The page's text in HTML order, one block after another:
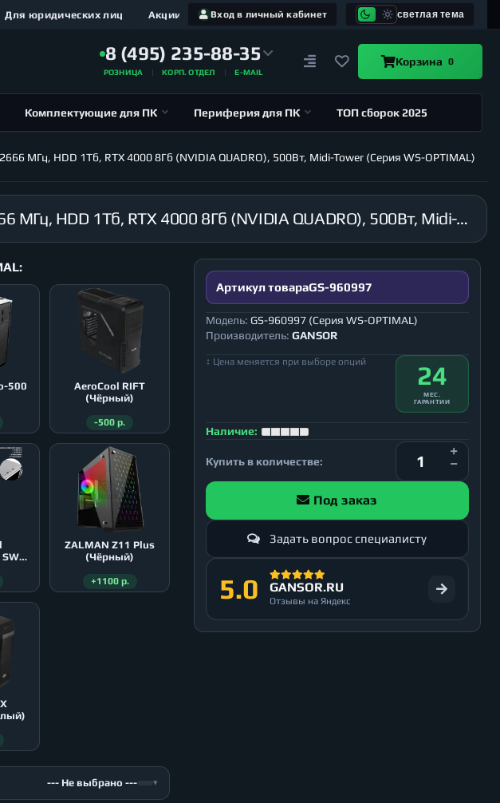
Вход в личный кабинет светлая тема
Для юридических лиц Акции
8 (495) 235-88-35
РОЗНИЦА КОРП. ОТДЕЛ E-MAIL
Корзина 0
Комплектующие для ПК Периферия для ПК ТОП сборок 2025
МГц, HDD 1Тб, RTX 4000 8Гб (NVIDIA QUADRO), 500Вт, Midi-Tower (Серия WS-OPTIMAL)
Рабочая станция GANSOR-960997 Intel i9-10900 2.8 ГГц, B460M, 16Гб 2666 МГц, HDD 1Тб, RTX 4000 8Гб (NVIDIA QUADRO), 500Вт, Midi-Tower (Серия WS-OPTIMAL)
500
AeroСool RIFT
(Чёрный)
-500 р.
SW
ZALMAN Z11 Plus
(Чёрный)
+1100 р.
--- Не выбрано --- ▾
Артикул товараGS-960997
Модель: GS-960997 (Серия WS-OPTIMAL)
Производитель: GANSOR
↕ Цена меняется при выборе опций 24
МЕС.
ГАРАНТИИ
Наличие:
Купить в количестве:
Под заказ
Задать вопрос специалисту
5.0 GANSOR.RU
Отзывы на Яндекс